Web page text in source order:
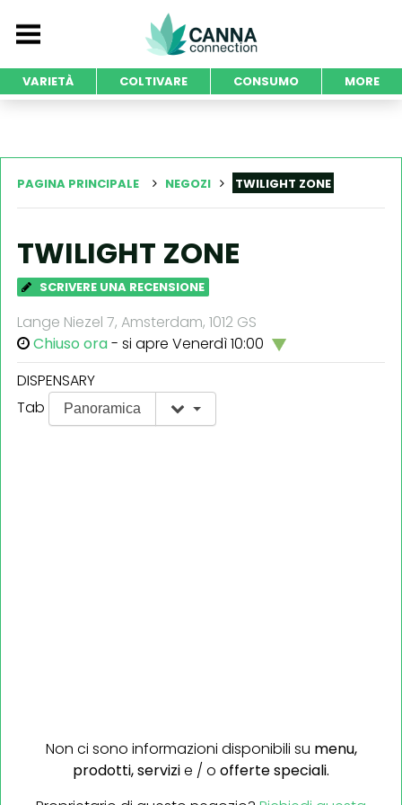
VARIETÀ COLTIVARE CONSUMO MORE
PAGINA PRINCIPALE NEGOZI TWILIGHT ZONE
TWILIGHT ZONE
SCRIVERE UNA RECENSIONE
Lange Niezel 7, Amsterdam, 1012 GS
Chiuso ora- si apre Venerdì 10:00
DISPENSARY
Tab
Panoramica
Non ci sono informazioni disponibili su menu,
prodotti,servizie / o offerte speciali.